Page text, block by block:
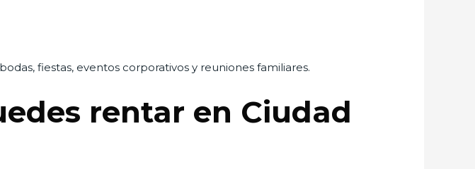
fiestas, eventos corporativos y reuniones familiares.
rentar en Ciudad